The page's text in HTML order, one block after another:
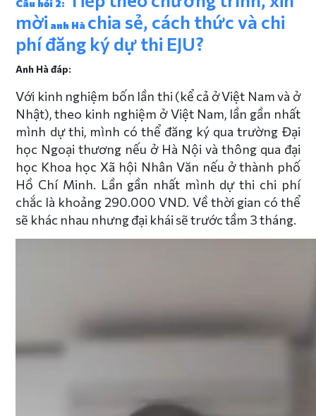
Câu hỏi 2:
mời anh Hà chia sẻ, cách thức và chi
phí đăng ký dự thi EJU?
Anh Hà đáp:
Với kinh nghiệm bốn lần thi (kể cả ở Việt Nam và ở
Nhật), theo kinh nghiệm ở Việt Nam, lần gần nhất
mình dự thi, mình có thể đăng ký qua trường Đại
học Ngoại thương nếu ở Hà Nội và thông qua đại
học Khoa học Xã hội Nhân Văn nếu ở thành phố
Hồ Chí Minh. Lần gần nhất mình dự thi chi phí
chắc là khoảng 290.000 VND. Về thời gian có thể
sẽ khác nhau nhưng đại khái sẽ trước tầm 3 tháng.